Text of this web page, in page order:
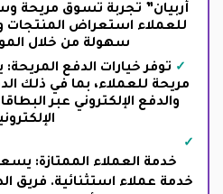
أربيان” تجربة تسوق مريحة
للعملاء استعراض المنتجات
سهولة من خلال
توفر خيارات الدفع
مريحة للعملاء، بما في ذلك
والدفع الإلكتروني عبر
خدمة العملاء الممتازة:
خدمة عملاء استثنائية. فريق